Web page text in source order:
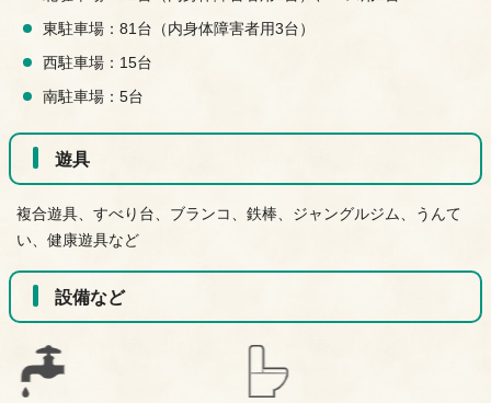
東駐車場：81台（内身体障害者用3台）
西駐車場：15台
南駐車場：5台
遊具
複合遊具、すべり台、ブランコ、鉄棒、ジャングルジム、うんて
い、健康遊具など
設備など